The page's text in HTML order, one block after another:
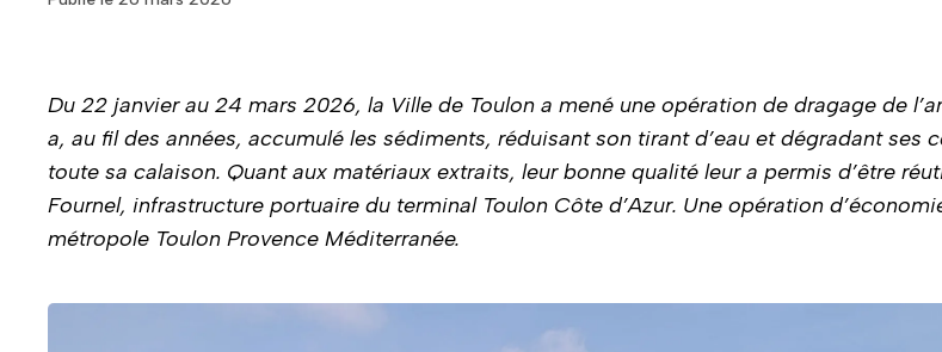
Du 22 janvier au 24 mars 2026, la Ville de Toulon a mené une opération de dragage de
a, au fil des années, accumulé les sédiments, réduisant son tirant d’eau et dégradant ses
toute sa calaison. Quant aux matériaux extraits, leur bonne qualité leur a permis d’être
Fournel, infrastructure portuaire du terminal Toulon Côte d’Azur. Une opération
métropole Toulon Provence Méditerranée.